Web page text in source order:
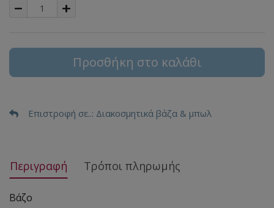
Προσθήκη στο καλάθι
Επιστροφή σε..: Διακοσμητικά βάζα & μπωλ
Περιγραφή Τρόποι πληρωμής
Βάζο